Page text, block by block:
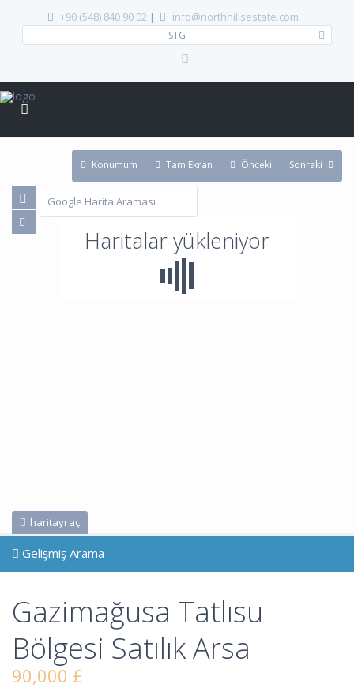
+90 (548) 840 90 02 | info@northhillsestate.com
STG
Haritalar yükleniyor
haritayı aç
Konumum Tam Ekran Önceki Sonraki
Gelişmiş Arama
Gazimağusa Tatlısu
Bölgesi Satılık Arsa
90,000 £